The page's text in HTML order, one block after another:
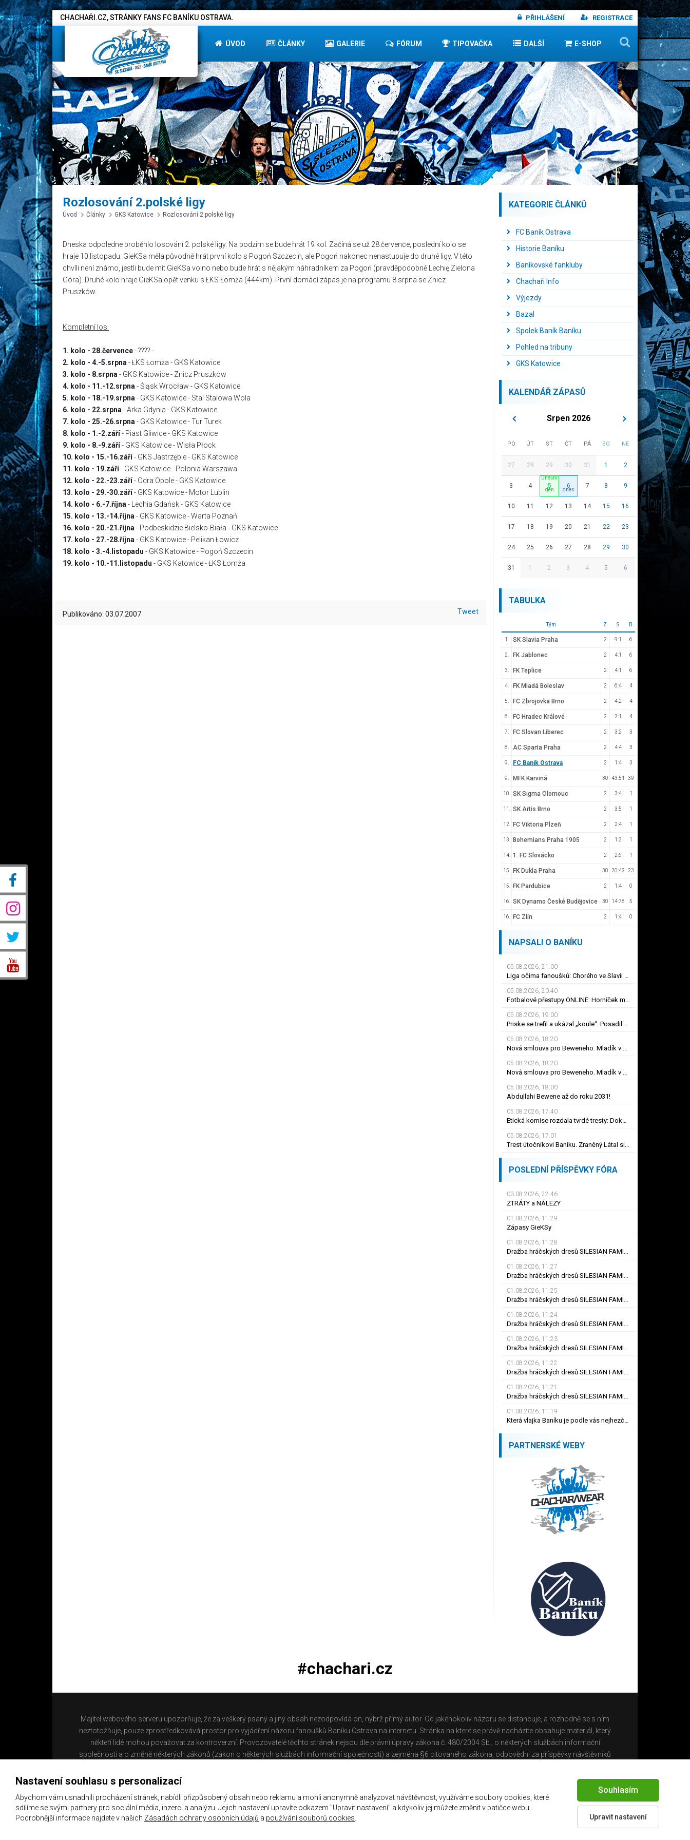
CHACHAŘI.CZ, STRÁNKY FANS FC BANÍKU OSTRAVA. PŘIHLÁŠENÍ REGISTRACE
ÚVOD ČLÁNKY GALERIE FÓRUM TIPOVAČKA DALŠÍ E-SHOP
Rozlosování 2.polské ligy
Úvod Články GKS Katowice Rozlosování 2.polské ligy
Dneska odpoledne proběhlo losování 2. polské ligy. Na podzim se bude hrát 19 kol. Začíná se už 28.července, poslední kolo se
hraje 10.listopadu. GieKSa měla původně hrát první kolo s Pogoń Szczecin, ale Pogoń nakonec nenastupuje do druhé ligy. V této
chvíli není známo, jestli bude mít GieKSa volno nebo bude hrát s nějakým náhradníkem za Pogoń (pravděpodobně Lechię Zielona
Góra). Druhé kolo hraje GieKSa opět venku s ŁKS Łomża (444km). První domácí zápas je na programu 8.srpna se Znicz
Pruszków.
Kompletní los:
1. kolo - 28.července- ???? -
2. kolo - 4.-5.srpna - ŁKS Łomża - GKS Katowice
3. kolo - 8.srpna - GKS Katowice - Znicz Pruszków
4. kolo - 11.-12.srpna - Śląsk Wrocław - GKS Katowice
5. kolo - 18.-19.srpna - GKS Katowice - Stal Stalowa Wola
6. kolo - 22.srpna - Arka Gdynia - GKS Katowice
7. kolo - 25.-26.srpna - GKS Katowice - Tur Turek
8. kolo - 1.-2.září- Piast Gliwice - GKS Katowice
9. kolo - 8.-9.září- GKS Katowice - Wisła Płock
10. kolo - 15.-16.září- GKS Jastrzębie - GKS Katowice
11. kolo - 19.září- GKS Katowice - Polonia Warszawa
12. kolo - 22.-23.září- Odra Opole - GKS Katowice
13. kolo - 29.-30.září- GKS Katowice - Motor Lublin
14. kolo - 6.-7.října - Lechia Gdańsk - GKS Katowice
15. kolo - 13.-14.října - GKS Katowice - Warta Poznań
16. kolo - 20.-21.října - Podbeskidzie Bielsko-Biała - GKS Katowice
17. kolo - 27.-28.října - GKS Katowice - Pelikan Łowicz
18. kolo - 3.-4.listopadu - GKS Katowice - Pogoń Szczecin
19. kolo - 10.-11.listopadu - GKS Katowice - ŁKS Łomża
Publikováno: 03.07.2007 Tweet
KATEGORIE ČLÁNKŮ
FC Baník Ostrava
Historie Baníku
Baníkovské fankluby
Chachaři Info
Výjezdy
Bazal
Spolek Baník Baníku
Pohled na tribuny
GKS Katowice
KALENDÁŘ ZÁPASŮ
Srpen 2026
PO ÚT ST ČT PÁ SO NE
27 28 29 30 31 1 2
3 4 5 6 7 8 9
10 11 12 13 14 15 16
17 18 19 20 21 22 23
24 25 26 27 28 29 30
31 1 2 3 4 5 6
TABULKA
Tým Z S B
1. SK Slavia Praha 2 9:1 6
2. FK Jablonec 2 4:1 6
3. FK Teplice 2 4:1 6
4. FK Mladá Boleslav 2 6:4 4
5. FC Zbrojovka Brno 2 4:2 4
6. FC Hradec Králové 2 2:1 4
7. FC Slovan Liberec 2 3:2 3
8. AC Sparta Praha 2 4:4 3
9. FC Baník Ostrava 2 1:4 3
9. MFK Karviná 30 43:51 39
10. SK Sigma Olomouc 2 3:4 1
11. SK Artis Brno 2 3:5 1
12. FC Viktoria Plzeň 2 2:4 1
13. Bohemians Praha 1905 2 1:3 1
14. 1. FC Slovácko 2 2:6 1
15. FK Dukla Praha 30 20:42 23
15. FK Pardubice 2 1:4 0
16. SK Dynamo České Budějovice 30 14:78 5
16. FC Zlín 2 1:4 0
NAPSALI O BANÍKU
05.08.2026, 21.00
Liga očima fanoušků: Chorého ve Slavii zpět nechtějí, sestava Plzně vytažená z klobouku
05.08.2026, 20.40
Fotbalové přestupy ONLINE: Horníček má po příchodu do Newcastlu nového trenéra
05.08.2026, 19.00
Priske se trefil a ukázal „koule“. Posadil Haraslína, Macek a Ryneš jako jackpot
05.08.2026, 18.20
Nová smlouva pro Beweneho. Mladík v Baníku Ostrava prodloužil až do léta 2031
05.08.2026, 18.20
Nová smlouva pro Beweneho. Mladík v Baníku Ostrava prodloužil až do léta 2031
05.08.2026, 18.00
Abdullahi Bewene až do roku 2031!
05.08.2026, 17.40
Etická komise rozdala tvrdé tresty: Dokonce i 30 měsíců! Pokazil si Šigut kariéru?
05.08.2026, 17.01
Trest útočníkovi Baníku. Zraněný Látal si nezahraje dva měsíce, dostal i pokutu
POSLEDNÍ PŘÍSPĚVKY FÓRA
03.08.2026, 22.46
ZTRÁTY a NÁLEZY
01.08.2026, 11.29
Zápasy GieKSy
01.08.2026, 11.28
Dražba hráčských dresů SILESIAN FAMILY - #25 Robert SADOWSKI
01.08.2026, 11.27
Dražba hráčských dresů SILESIAN FAMILY - #22
01.08.2026, 11.25
Dražba hráčských dresů SILESIAN FAMILY - #6
01.08.2026, 11.24
Dražba hráčských dresů SILESIAN FAMILY - #21 Jiří KLÍMA
01.08.2026, 11.23
Dražba hráčských dresů SILESIAN FAMILY - #19 Dyjan Carlos de AZEVEDO
01.08.2026, 11.22
Dražba hráčských dresů SILESIAN FAMILY - #5 Adam JÁNOŠ
01.08.2026, 11.21
Dražba hráčských dresů SILESIAN FAMILY - #1 Viktor BUDÍNSKÝ
01.08.2026, 11.19
Která vlajka Baníku je podle vás nejhezčí ?
PARTNERSKÉ WEBY
#chachari.cz
Majitel webového serveru upozorňuje, že za veškerý psaný a jiný obsah nezodpovídá on, nýbrž přímý autor. Od jakéhokoliv názoru se distancuje, a rozhodně se s ním
neztotožňuje, pouze zprostředkovává prostor pro vyjádření názoru fanoušků Baníku Ostrava na internetu. Stránka na které se právě nacházíte obsahuje materiál, který
někteří lidé mohou považovat za kontroverzní. Provozovatelé těchto stránek nejsou dle právní úpravy zákona č. 480/2004 Sb., o některých službách informační
společnosti a o změně některých zákonů (zákon o některých službách informační společnosti) a zejména §6 citovaného zákona, odpovědni za příspěvky návštěvníků
Created by
Nastavení souhlasu s personalizací
Abychom vám usnadnili procházení stránek, nabídli přizpůsobený obsah nebo reklamu a mohli anonymně analyzovat návštěvnost, využíváme soubory cookies, které
sdílíme se svými partnery pro sociální média, inzerci a analýzu. Jejich nastavení upravíte odkazem "Upravit nastavení" a kdykoliv jej můžete změnit v patičce webu.
Podrobnější informace najdete v našich Zásadách ochrany osobních údajů a používání souborů cookies
Souhlasím
Upravit nastavení